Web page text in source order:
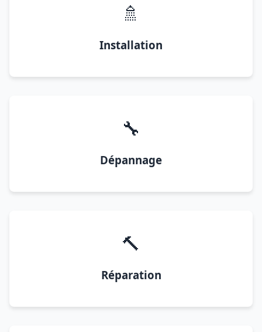
🚿
Installation
🔧
Dépannage
🔨
Réparation